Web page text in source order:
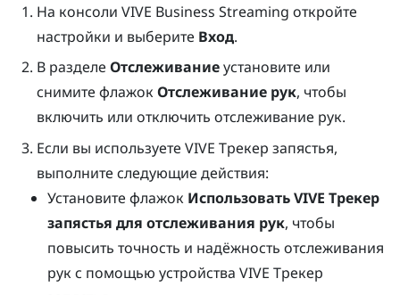
На консоли VIVE Business Streaming откройте
настройки и выберите Вход.
В разделе Отслеживаниеустановите или
снимите флажок Отслеживание рук, чтобы
включить или отключить отслеживание рук.
Если вы используете VIVE Трекер запястья,
выполните следующие действия:
Установите флажок ИспользоватьVIVE Трекер
запястья для отслеживания рук, чтобы
повысить точность и надёжность отслеживания
рук с помощью устройстваVIVE Трекер